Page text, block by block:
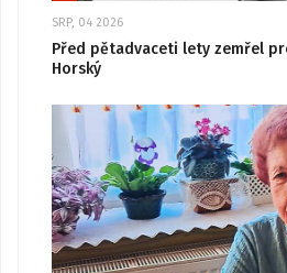
SRP, 04 2026
Před pětadvaceti lety zemřel
Horský